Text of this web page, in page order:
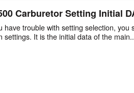
Carburetor Setting Initial
have trouble with setting selection, you
settings. It is the initial data of the